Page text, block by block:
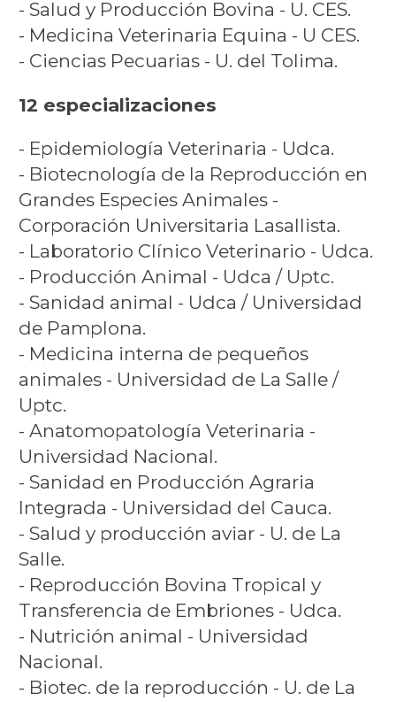
- Salud y Producción Bovina - U. CES.
- Medicina Veterinaria Equina - U CES.
- Ciencias Pecuarias - U. del Tolima.
12 especializaciones
- Epidemiología Veterinaria - Udca.
- Biotecnología de la Reproducción en
Grandes Especies Animales -
Corporación Universitaria Lasallista.
- Laboratorio Clínico Veterinario - Udca.
- Producción Animal - Udca / Uptc.
- Sanidad animal - Udca / Universidad
de Pamplona.
- Medicina interna de pequeños
animales - Universidad de La Salle /
Uptc.
- Anatomopatología Veterinaria -
Universidad Nacional.
- Sanidad en Producción Agraria
Integrada - Universidad del Cauca.
- Salud y producción aviar - U. de La
Salle.
- Reproducción Bovina Tropical y
Transferencia de Embriones - Udca.
- Nutrición animal - Universidad
Nacional.
- Biotec. de la reproducción - U. de La